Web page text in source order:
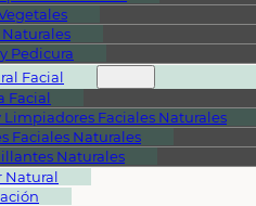
Pedicura
Facial
Facial
Limpiadores Faciales Naturales
Faciales Naturales
Naturales
Natural